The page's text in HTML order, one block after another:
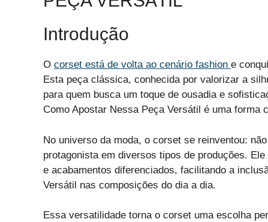
Introdução
O corset está de volta ao cenário fashion e
Esta peça clássica, conhecida por valorizar a
para quem busca um toque de ousadia e
Como Apostar Nessa Peça Versátil é uma
No universo da moda, o corset se reinventou:
protagonista em diversos tipos de produções.
e acabamentos diferenciados, facilitando a
Versátil nas composições do dia a dia.
Essa versatilidade torna o corset uma escolha